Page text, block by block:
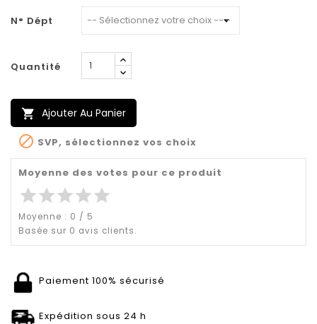
N° Dépt
Quantité
 Ajouter Au Panier
 SVP, sélectionnez vos choix
Moyenne des votes pour ce produit
starstarstarstarstar
Moyenne : 0 / 5
Basée sur 0 avis clients.
Paiement 100% sécurisé
Expédition sous 24 h